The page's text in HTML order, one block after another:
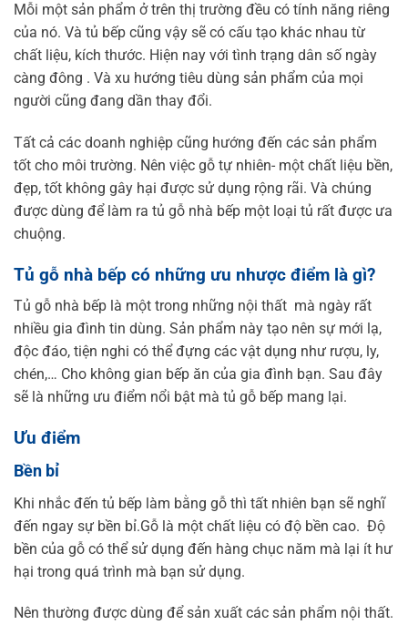
Mỗi một sản phẩm ở trên thị trường đều có tính năng riêng
của nó. Và tủ bếp cũng vậy sẽ có cấu tạo khác nhau từ
chất liệu, kích thước. Hiện nay với tình trạng dân số ngày
càng đông . Và xu hướng tiêu dùng sản phẩm của mọi
người cũng đang dần thay đổi.
Tất cả các doanh nghiệp cũng hướng đến các sản phẩm
tốt cho môi trường. Nên việc gỗ tự nhiên- một chất liệu bền,
đẹp, tốt không gây hại được sử dụng rộng rãi. Và chúng
được dùng để làm ra tủ gỗ nhà bếp một loại tủ rất được ưa
chuộng.
Tủ gỗ nhà bếp có những ưu nhược điểm là gì?
Tủ gỗ nhà bếp là một trong những nội thất mà ngày rất
nhiều gia đình tin dùng. Sản phẩm này tạo nên sự mới lạ,
độc đáo, tiện nghi có thể đựng các vật dụng như rượu, ly,
chén,… Cho không gian bếp ăn của gia đình bạn. Sau đây
sẽ là những ưu điểm nổi bật mà tủ gỗ bếp mang lại.
Ưu điểm
Bền bỉ
Khi nhắc đến tủ bếp làm bằng gỗ thì tất nhiên bạn sẽ nghĩ
đến ngay sự bền bỉ.Gỗ là một chất liệu có độ bền cao. Độ
bền của gỗ có thể sử dụng đến hàng chục năm mà lại ít hư
hại trong quá trình mà bạn sử dụng.
Nên thường được dùng để sản xuất các sản phẩm nội thất.